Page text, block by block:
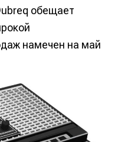
обещает
намечен на май